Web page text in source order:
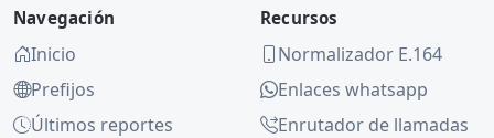
Navegación
Inicio
Prefijos
Últimos reportes
Recursos
Normalizador E.164
Enlaces whatsapp
Enrutador de llamadas